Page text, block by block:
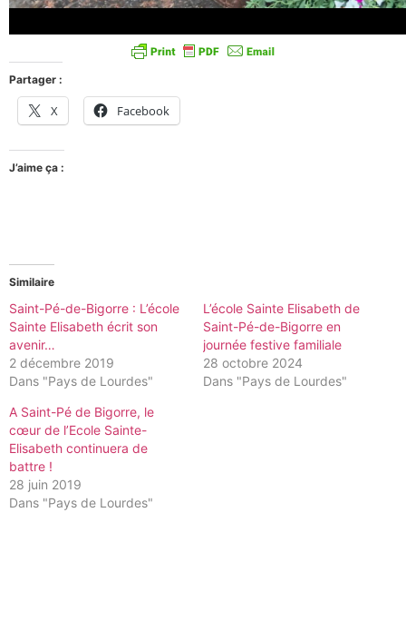
Partager :
X Facebook
J’aime ça :
Similaire
Saint-Pé-de-Bigorre : L’école
Sainte Elisabeth écrit son
avenir…
2 décembre 2019
Dans "Pays de Lourdes"
L’école Sainte Elisabeth de
Saint-Pé-de-Bigorre en
journée festive familiale
28 octobre 2024
Dans "Pays de Lourdes"
A Saint-Pé de Bigorre, le
cœur de l’Ecole Sainte-
Elisabeth continuera de
battre !
28 juin 2019
Dans "Pays de Lourdes"